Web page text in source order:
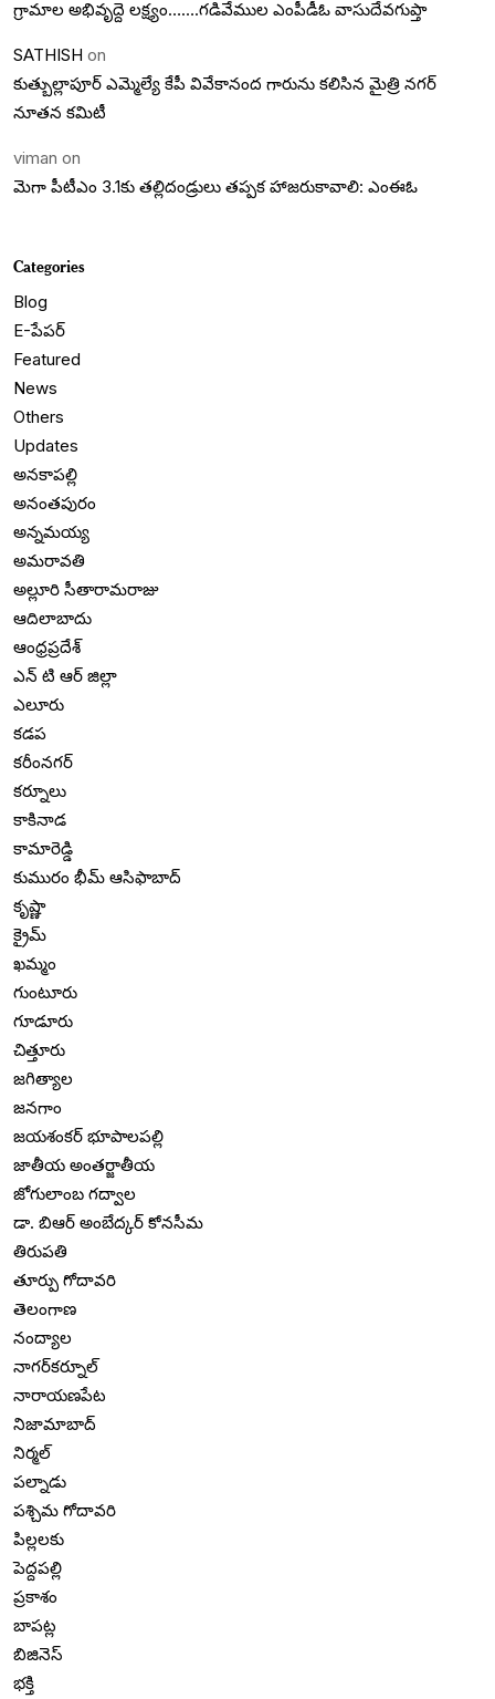
గ్రామాల అభివృద్దె లక్ష్యం…….గడివేముల ఎంపీడీఓ వాసుదేవగుప్తా
SATHISH on
కుత్బుల్లాపూర్ ఎమ్మెల్యే కేపీ వివేకానంద గారును కలిసిన మైత్రి నగర్
నూతన కమిటీ
viman on
మెగా పీటీఎం 3.1కు తల్లిదండ్రులు తప్పక హాజరుకావాలి: ఎంఈఓ
Categories
Blog
E-పేపర్
Featured
News
Others
Updates
అనకాపల్లి
అనంతపురం
అన్నమయ్య
అమరావతి
అల్లూరి సీతారామరాజు
ఆదిలాబాదు
ఆంధ్రప్రదేశ్
ఎన్ టి ఆర్ జిల్లా
ఎలూరు
కడప
కరీంనగర్
కర్నూలు
కాకినాడ
కామారెడ్డి
కుమురం భీమ్ ఆసిఫాబాద్
కృష్ణా
క్రైమ్
ఖమ్మం
గుంటూరు
గూడూరు
చిత్తూరు
జగిత్యాల
జనగాం
జయశంకర్ భూపాలపల్లి
జాతీయ అంతర్జాతీయ
జోగులాంబ గద్వాల
డా. బిఆర్ అంబేద్కర్ కోనసీమ
తిరుపతి
తూర్పు గోదావరి
తెలంగాణ
నంద్యాల
నాగర్‌కర్నూల్
నారాయణపేట
నిజామాబాద్
నిర్మల్
పల్నాడు
పశ్చిమ గోదావరి
పిల్లలకు
పెద్దపల్లి
ప్రకాశం
బాపట్ల
బిజినెస్
భక్తి